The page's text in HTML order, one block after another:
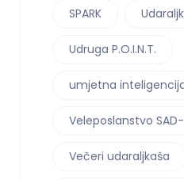
SPARK
Udruga P.O.I.N.T.
umjetna
Veleposlanstvo SAD-
Večeri udaraljkaša